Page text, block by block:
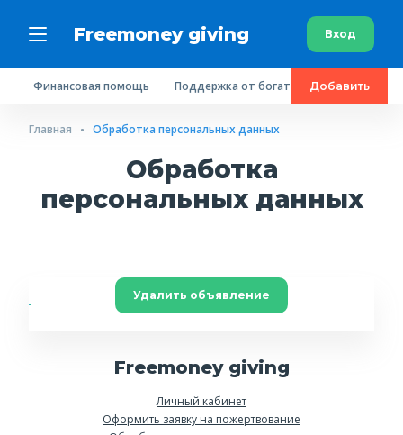
Freemoney giving Вход
Финансовая помощь Поддержка от богатых людей
Добавить
Главная Обработка персональных данных
Обработка
персональных данных
Удалить объявление
Freemoney giving
Личный кабинет
Оформить заявку на пожертвование